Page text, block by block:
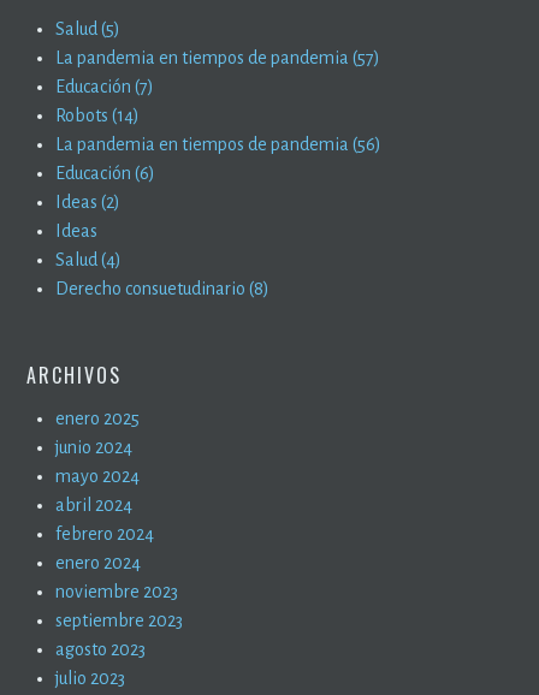
Salud (5)
La pandemia en tiempos de pandemia (57)
Educación (7)
Robots (14)
La pandemia en tiempos de pandemia (56)
Educación (6)
Ideas (2)
Ideas
Salud (4)
Derecho consuetudinario (8)
ARCHIVOS
enero 2025
junio 2024
mayo 2024
abril 2024
febrero 2024
enero 2024
noviembre 2023
septiembre 2023
agosto 2023
julio 2023